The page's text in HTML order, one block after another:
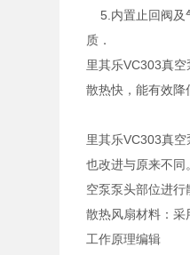
5.内置止回阀及
质．
里其乐VC303真
散热快，能有效降
里其乐VC303真
也改进与原来不
空泵泵头部位进行
散热风扇材料：采
工作原理编辑